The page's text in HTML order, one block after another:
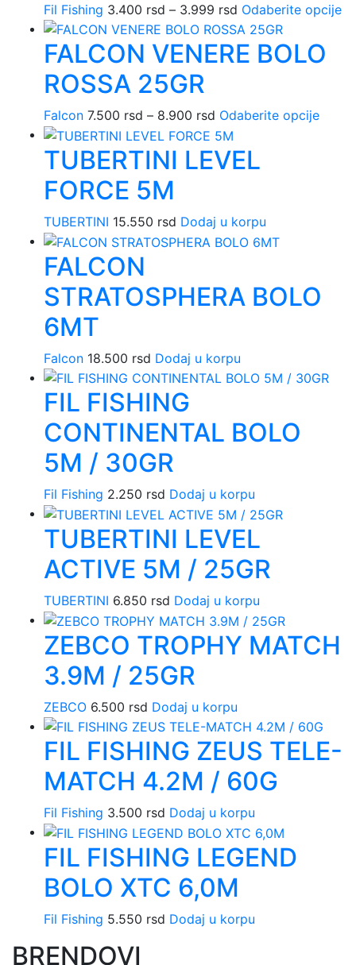
Fil Fishing 3.400 rsd – 3.999 rsd Raspon
cena:
od
3.400 rsd
Odaberite opcije
FALCON VENERE BOLO
ROSSA 25GR
Falcon 7.500 rsd – 8.900 rsd Raspon
cena:
od
7.500 rsd
Odaberite opcije
TUBERTINI LEVEL
FORCE 5M
TUBERTINI 15.550 rsd Dodaj u korpu
FALCON
STRATOSPHERA BOLO
6MT
Falcon 18.500 rsd Dodaj u korpu
FIL FISHING
CONTINENTAL BOLO
5M / 30GR
Fil Fishing 2.250 rsd Dodaj u korpu
TUBERTINI LEVEL
ACTIVE 5M / 25GR
TUBERTINI 6.850 rsd Dodaj u korpu
ZEBCO TROPHY MATCH
3.9M / 25GR
ZEBCO 6.500 rsd Dodaj u korpu
FIL FISHING ZEUS TELE-
MATCH 4.2M / 60G
Fil Fishing 3.500 rsd Dodaj u korpu
FIL FISHING LEGEND
BOLO XTC 6,0M
Fil Fishing 5.550 rsd Dodaj u korpu
BRENDOVI